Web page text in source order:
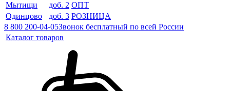
Мытищи
доб. 2 ОПТ
Одинцово
доб. 3 РОЗНИЦА
8 800 200-04-05Звонок бесплатный по всей России
Каталог товаров